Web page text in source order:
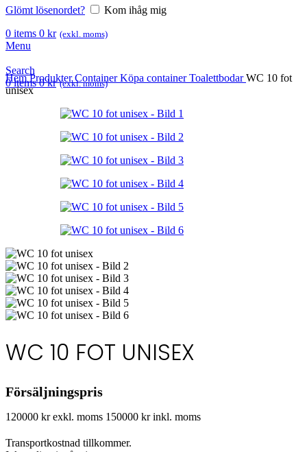
Glömt lösenordet?
Kom ihåg mig
0 items 0 kr (exkl. moms)
Menu
Search
0items 0kr (exkl. moms)
HemProdukterContainerKöpa containerToalettbodarWC 10 fot
unisex
WC 10 FOT UNISEX
Försäljningspris
120000 kr exkl. moms 150000 kr inkl. moms
Transportkostnad tillkommer.